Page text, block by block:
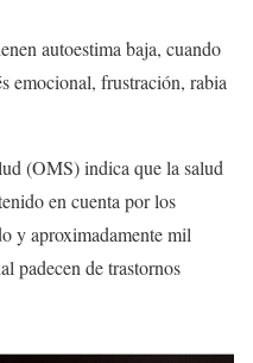
autoestima baja, cuando
emocional, frustración, rabia
(OMS) indica que la salud
en cuenta por los
y aproximadamente mil
padecen de trastornos